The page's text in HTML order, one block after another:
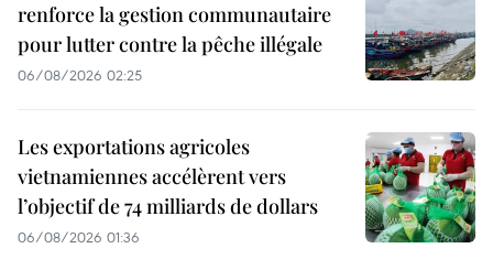
renforce la gestion communautaire
pour lutter contre la pêche illégale
06/08/2026 02:25
Les exportations agricoles
vietnamiennes accélèrent vers
l’objectif de 74 milliards de dollars
06/08/2026 01:36